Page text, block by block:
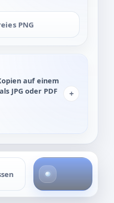
PNG
auf einem
JPG oder PDF
+
o
t